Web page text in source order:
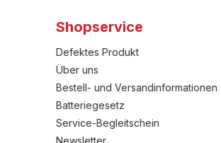
Shopservice
Defektes Produkt
Über uns
Bestell- und Versandinformationen
Batteriegesetz
Service-Begleitschein
Newsletter